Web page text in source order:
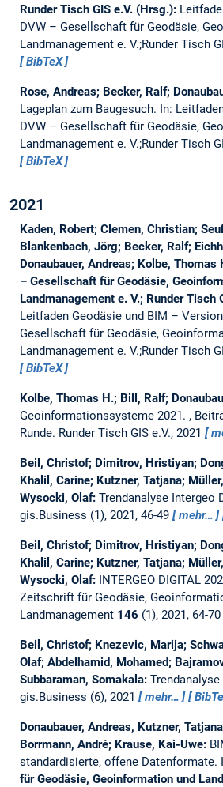
Runder Tisch GIS e.V. (Hrsg.):
DVW – Gesellschaft für Geodäsie,
Landmanagement e. V.;Runder Tisch
BibTeX
Rose, Andreas; Becker, Ralf;
Lageplan zum Baugesuch. In:
DVW – Gesellschaft für Geodäsie,
Landmanagement e. V.;Runder Tisch
BibTeX
2021
Kaden, Robert; Clemen, Christian;
Blankenbach, Jörg; Becker, Ralf;
Donaubauer, Andreas; Kolbe, Thomas
– Gesellschaft für Geodäsie,
Landmanagement e. V.; Runder Tisch
Leitfaden Geodäsie und BIM –
Gesellschaft für Geodäsie,
Landmanagement e. V.;Runder Tisch
BibTeX
Kolbe, Thomas H.; Bill, Ralf;
Geoinformationssysteme 2021. ,
Runde. Runder Tisch GIS e.V., 2021
Beil, Christof; Dimitrov, Hristiyan;
Khalil, Carine; Kutzner, Tatjana;
Wysocki, Olaf: Trendanalyse Intergeo
gis.Business (1), 2021, 46-49
mehr…
Beil, Christof; Dimitrov, Hristiyan;
Khalil, Carine; Kutzner, Tatjana;
Wysocki, Olaf: INTERGEO DIGITAL
Zeitschrift für Geodäsie,
Landmanagement 146 (1), 2021, 64-70
Beil, Christof; Knezevic, Marija;
Olaf; Abdelhamid, Mohamed;
Subbaraman, Somakala:
gis.Business (6), 2021
mehr…
Donaubauer, Andreas, Kutzner,
Borrmann, André; Krause, Kai-Uwe:
standardisierte, offene Datenformate.
für Geodäsie, Geoinformation und